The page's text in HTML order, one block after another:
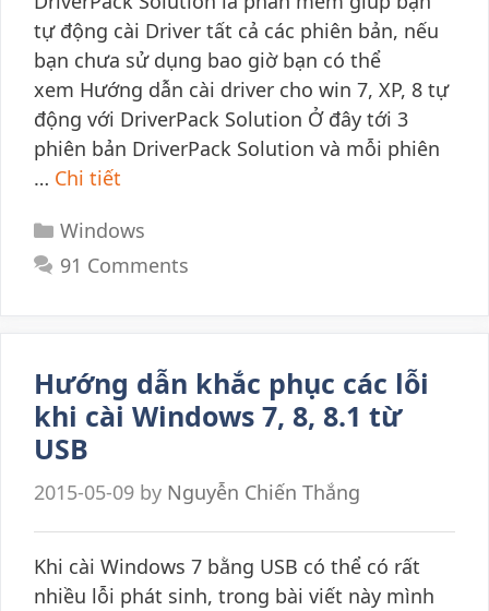
tự động cài Driver tất cả các phiên bản, nếu
bạn chưa sử dụng bao giờ bạn có thể
xem Hướng dẫn cài driver cho win 7, XP, 8 tự
động với DriverPack Solution Ở đây tới 3
phiên bản DriverPack Solution và mỗi phiên
… Chi tiết
Categories
Windows
91 Comments
Hướng dẫn khắc phục các lỗi
khi cài Windows 7, 8, 8.1 từ
USB
2015-05-09 by Nguyễn Chiến Thắng
Khi cài Windows 7 bằng USB có thể có rất
nhiều lỗi phát sinh, trong bài viết này mình